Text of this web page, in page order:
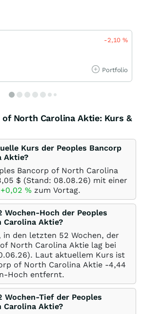
-2,10%
Portfolio
of North Carolina Aktie: Kurs &
Kurs der Peoples Bancorp
Aktie?
Bancorp of North Carolina
$ (Stand: 08.08.26) mit einer
+0,02 % zum Vortag.
Wochen-Hoch der Peoples
Carolina Aktie?
in den letzten 52 Wochen, der
North Carolina Aktie lag bei
). Laut aktuellem Kurs ist
of North Carolina Aktie -4,44
Hoch entfernt.
Wochen-Tief der Peoples
Carolina Aktie?